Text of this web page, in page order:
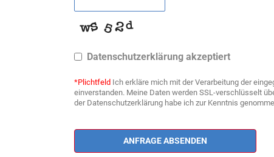
Datenschutzerklärung akzeptiert
*Plichtfeld Ich erkläre mich mit der Verarbeitung der
einverstanden. Meine Daten werden SSL-verschlüsselt
der Datenschutzerklärung habe ich zur Kenntnis
ANFRAGE ABSENDEN